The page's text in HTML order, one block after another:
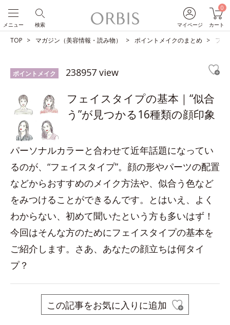
マイページ
0
カート
検索
メニュー
TOP マガジン（美容情報・読み物） ポイントメイクのまとめ フェ
ポイントメイク 238957 view
フェイスタイプの基本｜“似合
う”が見つかる16種類の顔印象
パーソナルカラーと合わせて近年話題になってい
るのが、“フェイスタイプ”。顔の形やパーツの配置
などからおすすめのメイク方法や、似合う色など
をみつけることができるんです。とはいえ、よく
わからない、初めて聞いたという方も多いはず！
今回はそんな方のためにフェイスタイプの基本を
ご紹介します。さあ、あなたの顔立ちは何タイ
プ？
この記事をお気に入りに追加